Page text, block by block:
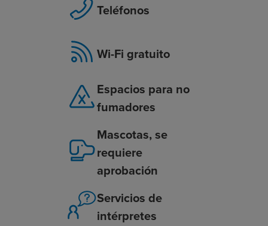
Teléfonos
Wi-Fi gratuito
Espacios para no
fumadores
Mascotas, se
requiere
aprobación
Servicios de
intérpretes